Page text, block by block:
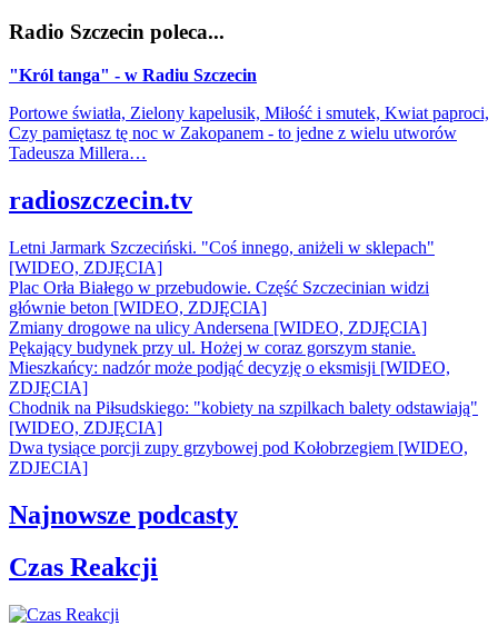
Radio Szczecin poleca...
"Król tanga" - w Radiu Szczecin
Portowe światła, Zielony kapelusik, Miłość i smutek, Kwiat paproci,
Czy pamiętasz tę noc w Zakopanem - to jedne z wielu utworów
Tadeusza Millera…
radioszczecin.tv
Letni Jarmark Szczeciński. "Coś innego, aniżeli w sklepach"
[WIDEO, ZDJĘCIA]
Plac Orła Białego w przebudowie. Część Szczecinian widzi
głównie beton [WIDEO, ZDJĘCIA]
Zmiany drogowe na ulicy Andersena [WIDEO, ZDJĘCIA]
Pękający budynek przy ul. Hożej w coraz gorszym stanie.
Mieszkańcy: nadzór może podjąć decyzję o eksmisji [WIDEO,
ZDJĘCIA]
Chodnik na Piłsudskiego: "kobiety na szpilkach balety odstawiają"
[WIDEO, ZDJĘCIA]
Dwa tysiące porcji zupy grzybowej pod Kołobrzegiem [WIDEO,
ZDJECIA]
Najnowsze podcasty
Czas Reakcji